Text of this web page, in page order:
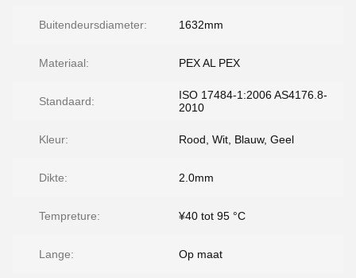
Buitendeursdiameter: 1632mm
Materiaal: PEX AL PEX
Standaard:
ISO 17484-1:2006 AS4176.8-
2010
Kleur: Rood, Wit, Blauw, Geel
Dikte: 2.0mm
Tempreture: ¥40 tot 95 °C
Lange: Op maat